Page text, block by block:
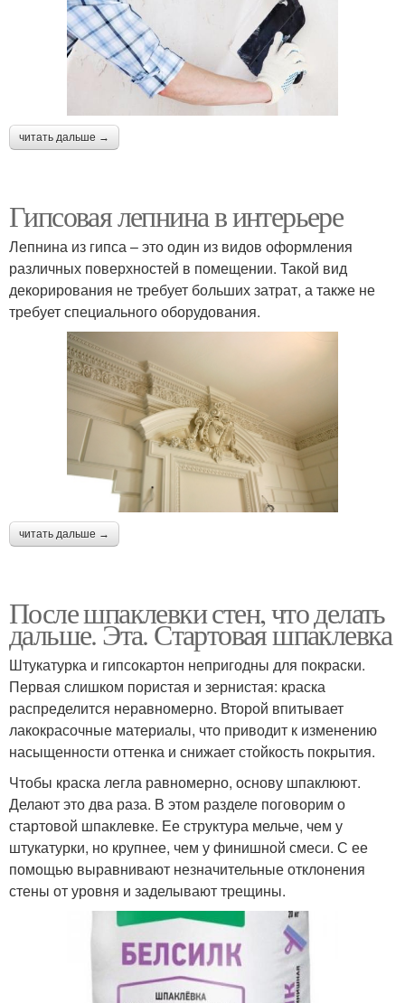
читать дальше →
Гипсовая лепнина в интерьере
Лепнина из гипса – это один из видов оформления
различных поверхностей в помещении. Такой вид
декорирования не требует больших затрат, а также не
требует специального оборудования.
читать дальше →
После шпаклевки стен, что делать
дальше. Эта. Стартовая шпаклевка
Штукатурка и гипсокартон непригодны для покраски.
Первая слишком пористая и зернистая: краска
распределится неравномерно. Второй впитывает
лакокрасочные материалы, что приводит к изменению
насыщенности оттенка и снижает стойкость покрытия.
Чтобы краска легла равномерно, основу шпаклюют.
Делают это два раза. В этом разделе поговорим о
стартовой шпаклевке. Ее структура мельче, чем у
штукатурки, но крупнее, чем у финишной смеси. С ее
помощью выравнивают незначительные отклонения
стены от уровня и заделывают трещины.